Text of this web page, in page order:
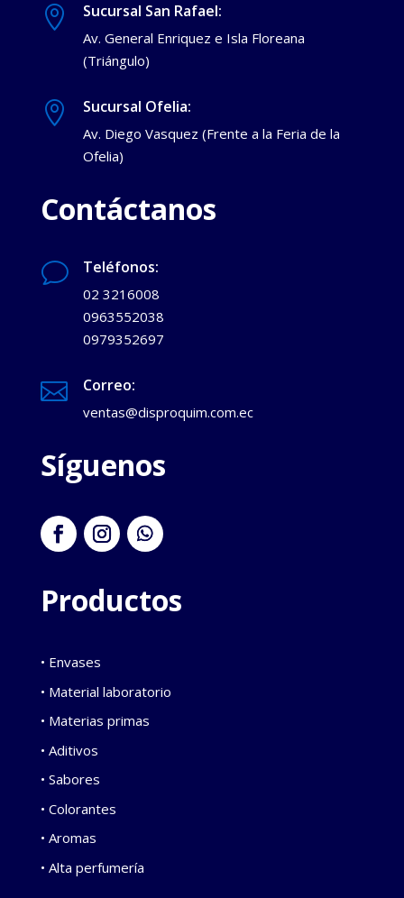
 Sucursal San Rafael:
Av. General Enriquez e Isla Floreana
(Triángulo)
 Sucursal Ofelia:
Av. Diego Vasquez (Frente a la Feria de la
Ofelia)
Contáctanos
v Teléfonos:
02 3216008
0963552038
0979352697
 Correo:
ventas@disproquim.com.ec
Síguenos
Productos
• Envases
• Material laboratorio
• Materias primas
• Aditivos
• Sabores
• Colorantes
• Aromas
• Alta perfumería